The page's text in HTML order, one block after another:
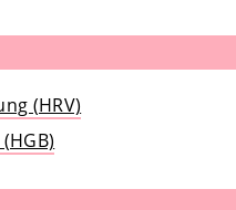
(HRV)